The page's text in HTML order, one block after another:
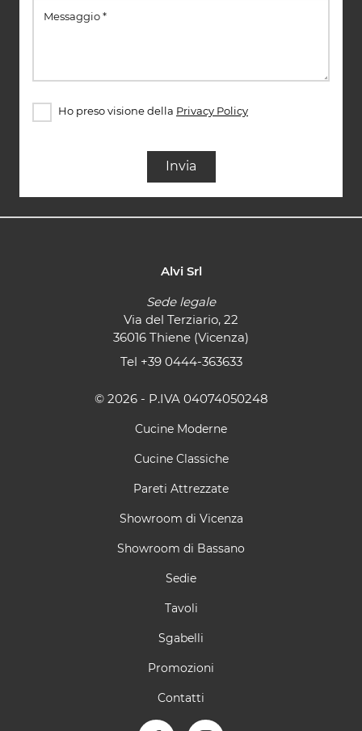
Ho preso visione della Privacy Policy
Invia
Alvi Srl
Sede legale
Via del Terziario, 22
36016 Thiene (Vicenza)
Tel +39 0444-363633
© 2026 - P.IVA 04074050248
Cucine Moderne
Cucine Classiche
Pareti Attrezzate
Showroom di Vicenza
Showroom di Bassano
Sedie
Tavoli
Sgabelli
Promozioni
Contatti